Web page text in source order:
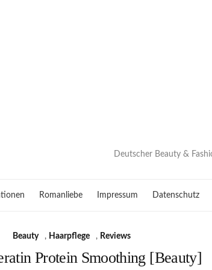
Deutscher Beauty &
Romanliebe Impressum Datenschutz
Beauty , Haarpflege , Reviews
Protein Smoothing [Beauty]